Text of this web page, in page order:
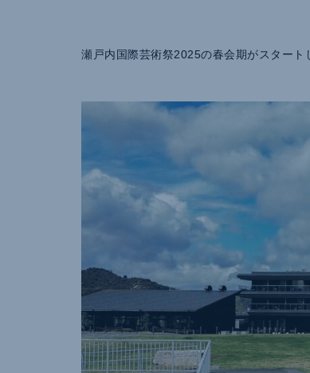
瀬戸内国際芸術祭2025の春会期がスター